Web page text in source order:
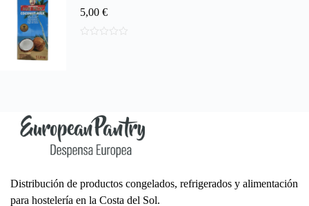
5,00 €
Distribución de productos congelados, refrigerados y alimentación
para hostelería en la Costa del Sol.